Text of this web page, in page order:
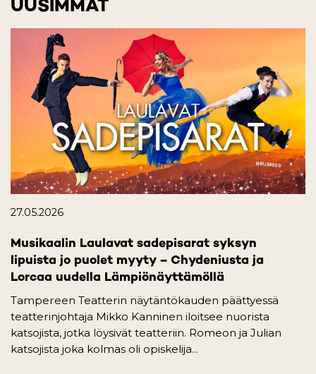
UUSIMMAT
27.05.2026
Musikaalin Laulavat sadepisarat syksyn
lipuista jo puolet myyty – Chydeniusta ja
Lorcaa uudella Lämpiönäyttämöllä
Tampereen Teatterin näytäntökauden päättyessä
teatterinjohtaja Mikko Kanninen iloitsee nuorista
katsojista, jotka löysivät teatteriin. Romeon ja Julian
katsojista joka kolmas oli opiskelija...